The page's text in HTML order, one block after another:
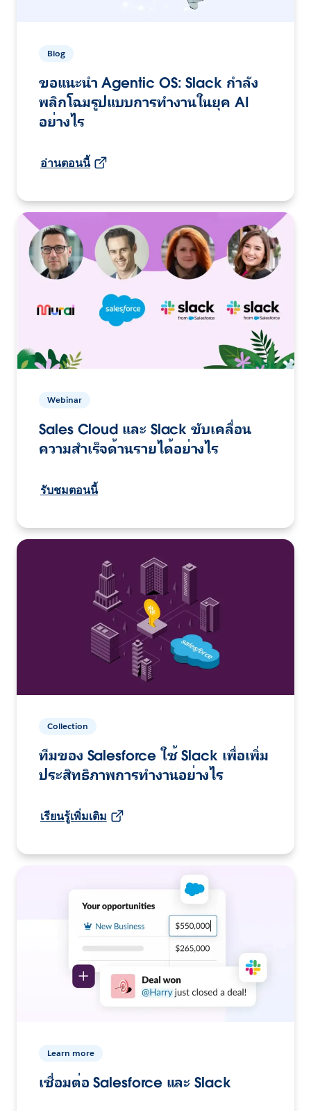
Blog
ขอแนะนำ Agentic OS: Slack กำลัง
พลิกโฉมรูปแบบการทำงานในยุค AI
อย่างไร
อ่านตอนนี้
Webinar
Sales Cloud และ Slack ขับเคลื่อน
ความสำเร็จด้านรายได้อย่างไร
รับชมตอนนี้
Collection
ทีมของ Salesforce ใช้ Slack เพื่อเพิ่ม
ประสิทธิภาพการทำงานอย่างไร
เรียนรู้เพิ่มเติม
Learn more
เชื่อมต่อ Salesforce และ Slack